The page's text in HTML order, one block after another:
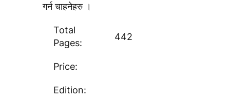
गर्न चाहनेहरु ।
Total
Pages:
442
Price:
Edition: